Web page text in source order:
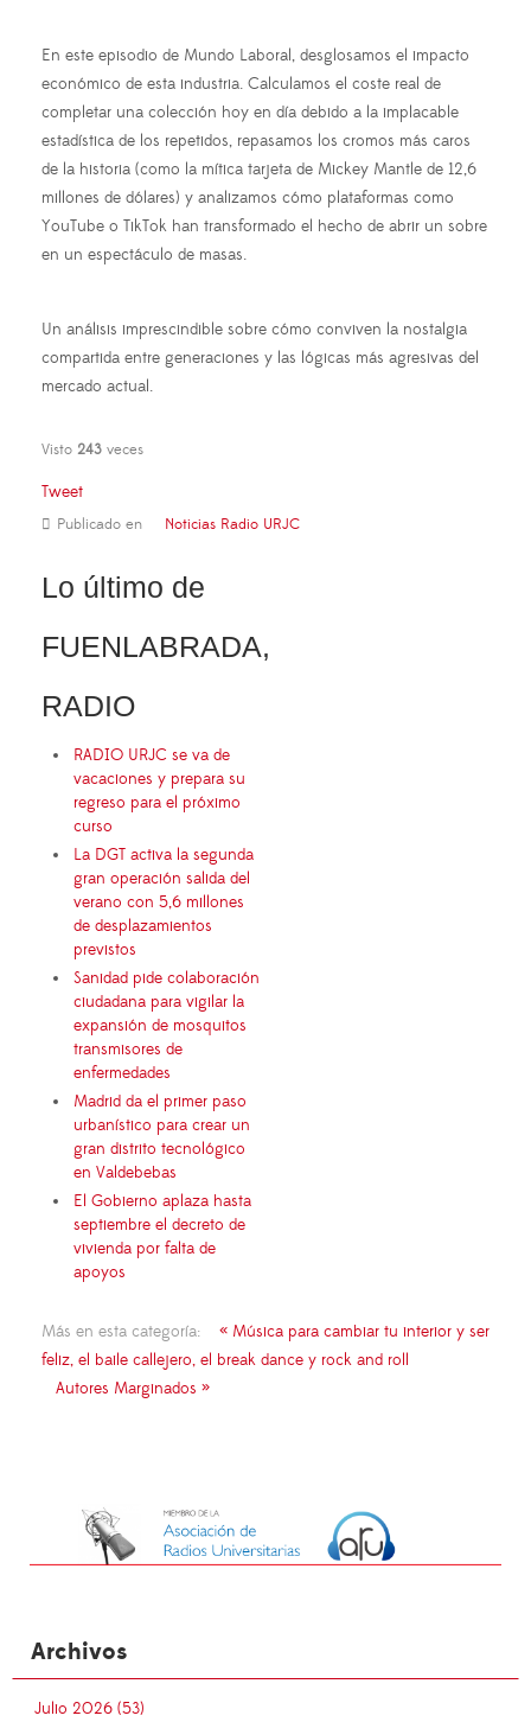
En este episodio de Mundo Laboral, desglosamos el impacto
económico de esta industria. Calculamos el coste real de
completar una colección hoy en día debido a la implacable
estadística de los repetidos, repasamos los cromos más caros
de la historia (como la mítica tarjeta de Mickey Mantle de 12,6
millones de dólares) y analizamos cómo plataformas como
YouTube o TikTok han transformado el hecho de abrir un sobre
en un espectáculo de masas.
Un análisis imprescindible sobre cómo conviven la nostalgia
compartida entre generaciones y las lógicas más agresivas del
mercado actual.
Visto 243 veces
Tweet
Publicado en Noticias Radio URJC
Lo último de
FUENLABRADA,
RADIO
RADIO URJC se va de
vacaciones y prepara su
regreso para el próximo
curso
La DGT activa la segunda
gran operación salida del
verano con 5,6 millones
de desplazamientos
previstos
Sanidad pide colaboración
ciudadana para vigilar la
expansión de mosquitos
transmisores de
enfermedades
Madrid da el primer paso
urbanístico para crear un
gran distrito tecnológico
en Valdebebas
El Gobierno aplaza hasta
septiembre el decreto de
vivienda por falta de
apoyos
Más en esta categoría:
« Música para cambiar tu interior y ser
feliz, el baile callejero, el break dance y rock and roll
Autores Marginados »
Archivos
Julio 2026 (53)